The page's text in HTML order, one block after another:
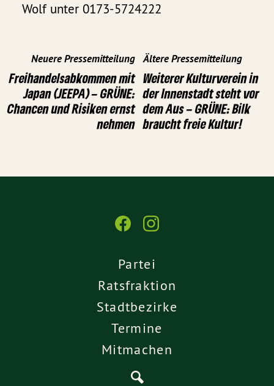
Wolf unter 0173-5724222
Neuere Pressemitteilung
Freihandelsabkommen mit
Japan (JEEPA) – GRÜNE:
Chancen und Risiken ernst
nehmen
Ältere Pressemitteilung
Weiterer Kulturverein in
der Innenstadt steht vor
dem Aus – GRÜNE: Bilk
braucht freie Kultur!
Partei
Ratsfraktion
Stadtbezirke
Termine
Mitmachen